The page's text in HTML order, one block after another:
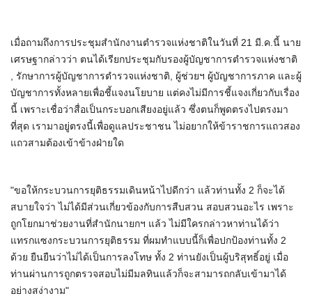
เมื่อถามถึงการประชุมสำนักงานตำรวจแห่งชาติในวันที่ 21 มี.ค.นี้ นาย
เศรษฐากล่าวว่า ตนได้เรียกประชุมกับรองผู้บัญชาการตำรวจแห่งชาติ
, รักษาการผู้บัญชาการตำรวจแห่งชาติ, ผู้ช่วยฯ ผู้บัญชาการภาค และผู้
บัญชาการทั้งหลายเพื่อชี้แจงนโยบาย แต่คงไม่มีการชี้แจงเกี่ยวกับเรื่อง
นี้ เพราะเชื่อว่าสื่อเป็นกระบอกเสียงอยู่แล้ว ซึ่งตนก็พูดตรงไปตรงมา
ที่สุด เรามาอยู่ตรงนี้เพื่อดูแลประชาชน ไม่อยากให้ข้าราชการแถวสอง
แถวสามต้องเข้าข้างฝ่ายใด
"ขอให้กระบวนการยุติธรรมเดินหน้าไปดีกว่า แล้วท่านทั้ง 2 ก็จะได้
สบายใจว่า ไม่ได้มีส่วนเกี่ยวข้องกับการสืบสวน สอบสวนอะไร เพราะ
ถูกโยกมาช่วยงานที่สำนักนายกฯ แล้ว ไม่มีใครกล่าวหาท่านได้ว่า
แทรกแซงกระบวนการยุติธรรม ที่ผมทำแบบนี้ก็เพื่อปกป้องท่านทั้ง 2
ด้วย ยืนยืนว่าไม่ได้เป็นการลงโทษ ทั้ง 2 ท่านยังเป็นผู้บริสุทธิ์อยู่ เมื่อ
ท่านผ่านการถูกตรวจสอบไม่มีมลทินแล้วก็จะสามารถกลับเข้ามาได้
อย่างสง่างาม"